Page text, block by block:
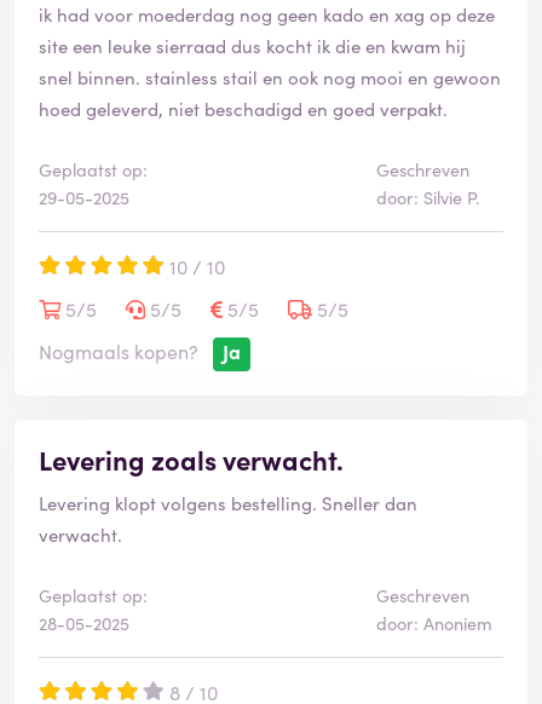
ik had voor moederdag nog geen kado en xag op deze
site een leuke sierraad dus kocht ik die en kwam hij
snel binnen. stainless stail en ook nog mooi en gewoon
hoed geleverd, niet beschadigd en goed verpakt.
Geplaatst op:
29-05-2025
Geschreven
door: Silvie P.
10 / 10
5/5
5/5 5/5
5/5
Nogmaals kopen?
Ja
Levering zoals verwacht.
Levering klopt volgens bestelling. Sneller dan
verwacht.
Geplaatst op:
28-05-2025
Geschreven
door: Anoniem
8 / 10